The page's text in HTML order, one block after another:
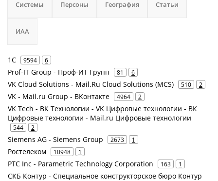
Системы Персоны География Статьи
ИАА
1С 9594 6
Prof-IT Group - Проф-ИТ Групп 81 6
VK Cloud Solutions - Mail.Ru Cloud Solutions (MCS) 510 2
VK - Mail.ru Group - ВКонтакте 4964 2
VK Tech - ВК Технологии - VK Цифровые технологии - ВК
Цифровые технологии - Mail.ru Цифровые технологии
544 2
Siemens AG - Siemens Group 2673 1
Ростелеком 10948 1
PTC Inc - Parametric Technology Corporation 163 1
СКБ Контур - Специальное конструкторское бюро Контур